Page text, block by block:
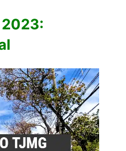
2023: